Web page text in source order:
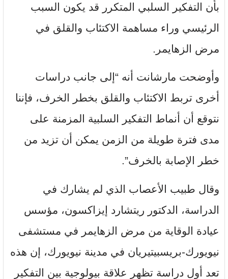
بأن التفكير السلبي المتكرر قد يكون السبب
الرئيسي وراء مساهمة الاكتئاب والقلق في
مرض الزهايمر.
وأوضحت مارشانت أنه “إلى جانب دراسات
أخرى تربط الاكتئاب والقلق بخطر الخرف، فإننا
نتوقع أن أنماط التفكير السلبية المزمنة على
مدى فترة طويلة من الزمن يمكن أن تزيد من
خطر الإصابة بالخرف”.
وقال طبيب الأعصاب الذي لم يشارك في
الدراسة، الدكتور ريتشارد إيزاكسون، مؤسس
عيادة الوقاية من مرض الزهايمر في مستشفى
نيويورك-بريسبيتيريان في مدينة نيويورك، إن هذه
تعد أول دراسة تظهر علاقة بيولوجية بين التفكير